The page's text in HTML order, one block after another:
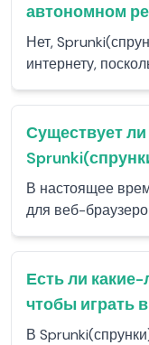
автономном
Нет,
интернету,
Существует
В настоящее
для веб-
Есть ли
чтобы играть
В